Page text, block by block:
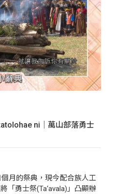
ni｜萬山部落勇士
月的祭典，現今配合族人工
「勇士祭(Ta‘avala)」凸顯辦